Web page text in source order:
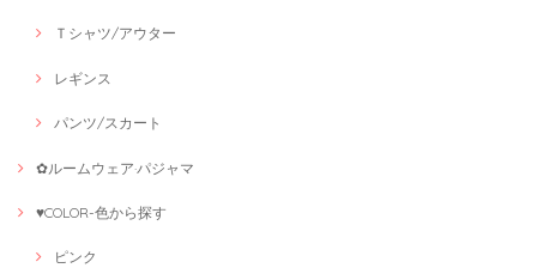
Ｔシャツ/アウター
レギンス
パンツ/スカート
✿ルームウェア·パジャマ
♥COLOR-色から探す
ピンク